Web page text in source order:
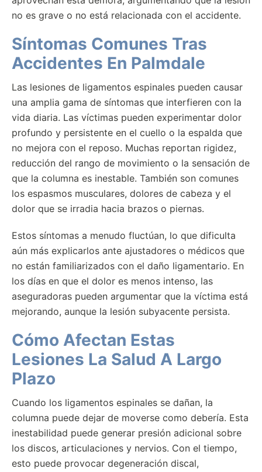
no es grave o no está relacionada con el accidente.
Síntomas Comunes Tras
Accidentes En Palmdale
Las lesiones de ligamentos espinales pueden causar
una amplia gama de síntomas que interfieren con la
vida diaria. Las víctimas pueden experimentar dolor
profundo y persistente en el cuello o la espalda que
no mejora con el reposo. Muchas reportan rigidez,
reducción del rango de movimiento o la sensación de
que la columna es inestable. También son comunes
los espasmos musculares, dolores de cabeza y el
dolor que se irradia hacia brazos o piernas.
Estos síntomas a menudo fluctúan, lo que dificulta
aún más explicarlos ante ajustadores o médicos que
no están familiarizados con el daño ligamentario. En
los días en que el dolor es menos intenso, las
aseguradoras pueden argumentar que la víctima está
mejorando, aunque la lesión subyacente persista.
Cómo Afectan Estas
Lesiones La Salud A Largo
Plazo
Cuando los ligamentos espinales se dañan, la
columna puede dejar de moverse como debería. Esta
inestabilidad puede generar presión adicional sobre
los discos, articulaciones y nervios. Con el tiempo,
esto puede provocar degeneración discal,